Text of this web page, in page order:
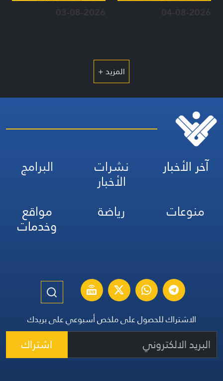
04-08-2026
03-08-2026
المزيد +
آخر الأخبار نشرات
الأخبار
البرامج
منوعات
رياضة مواقع
وخدمات
الاشتراك للحصول على ملخص أسبوعي على بريدك
اشتراك